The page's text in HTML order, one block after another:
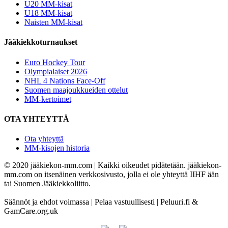
U20 MM-kisat
U18 MM-kisat
Naisten MM-kisat
Jääkiekkoturnaukset
Euro Hockey Tour
Olympialaiset 2026
NHL 4 Nations Face-Off
Suomen maajoukkueiden ottelut
MM-kertoimet
OTA YHTEYTTÄ
Ota yhteyttä
MM-kisojen historia
© 2020 jääkiekon-mm.com | Kaikki oikeudet pidätetään. jääkiekon-
mm.com on itsenäinen verkkosivusto, jolla ei ole yhteyttä IIHF ään
tai Suomen Jääkiekkoliitto.
Säännöt ja ehdot voimassa | Pelaa vastuullisesti | Peluuri.fi &
GamCare.org.uk